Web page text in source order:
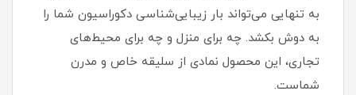
به تنهایی می‌تواند بار زیبایی‌شناسی دکوراسیون شما را
به دوش بکشد. چه برای منزل و چه برای محیط‌های
تجاری، این محصول نمادی از سلیقه خاص و مدرن
شماست.